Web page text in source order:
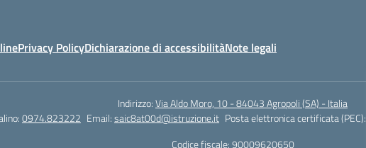
Privacy PolicyDichiarazione di accessibilitàNote legali
Indirizzo:Via Aldo Moro, 10 - 84043 Agropoli (SA) - Italia
0974.823222 Email:saic8at00d@istruzione.it Posta elettronica certificata (PEC):
Codice fiscale: 90009620650